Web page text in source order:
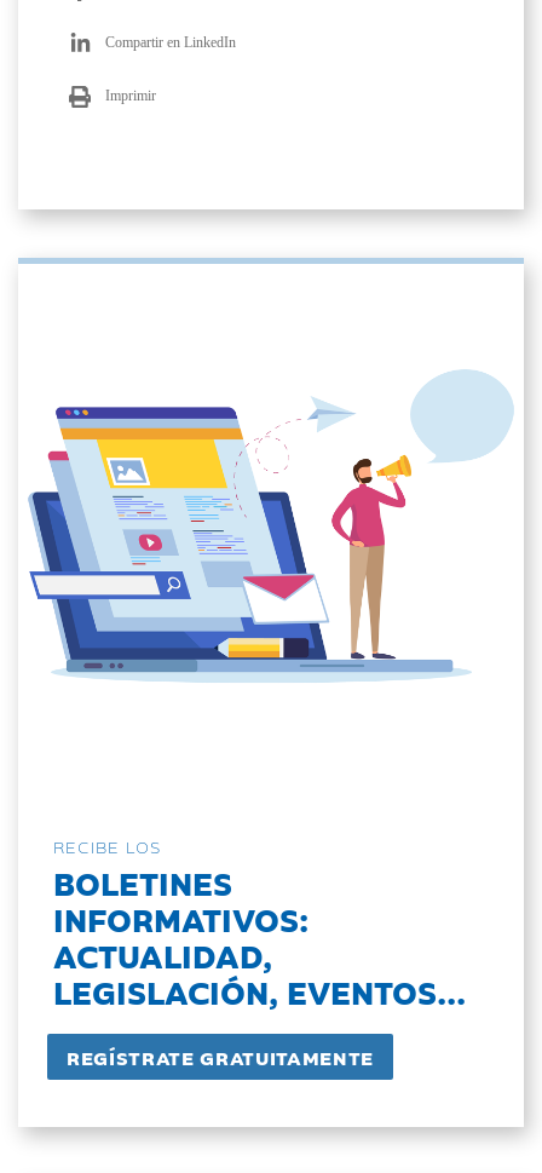
Compartir en LinkedIn
Imprimir
RECIBE LOS
BOLETINES
INFORMATIVOS:
ACTUALIDAD,
LEGISLACIÓN, EVENTOS...